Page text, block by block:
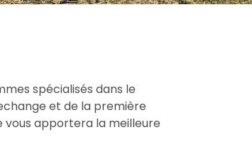
spécialisés dans le
et de la première
vous apportera la meilleure